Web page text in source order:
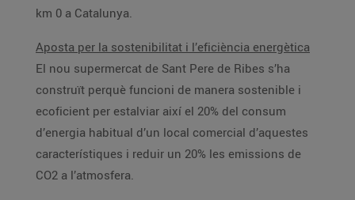
km 0 a Catalunya.
Aposta per la sostenibilitat i l’eficiència energètica
El nou supermercat de Sant Pere de Ribes s’ha
construït perquè funcioni de manera sostenible i
ecoficient per estalviar així el 20% del consum
d’energia habitual d’un local comercial d’aquestes
característiques i reduir un 20% les emissions de
CO2 a l’atmosfera.